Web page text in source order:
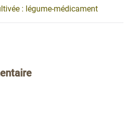
: légume-médicament